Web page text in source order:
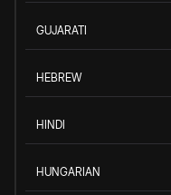
GUJARATI
HEBREW
HINDI
HUNGARIAN